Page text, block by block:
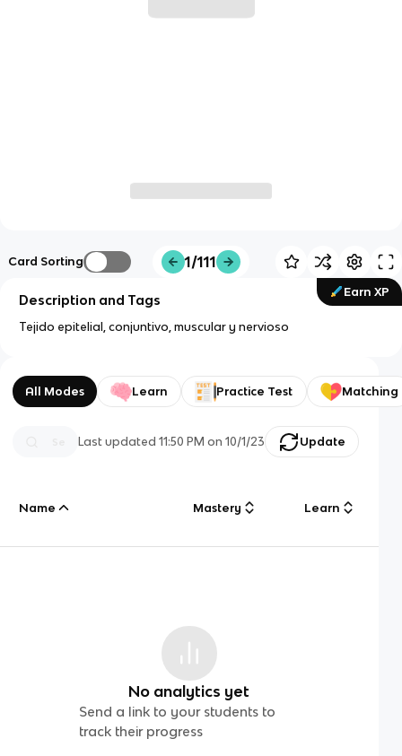
Card Sorting 1/111
Earn XP
Description and Tags
Tejido epitelial, conjuntivo, muscular y nervioso
All Modes Learn Practice Test Matching
Last updated11:50 PM on 10/1/23 Update
Name Mastery Learn
No analytics yet
Send a link to your students to
track their progress